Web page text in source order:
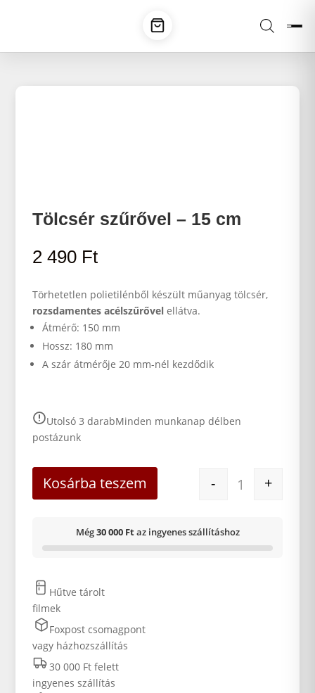
Tölcsér szűrővel – 15 cm
2 490 Ft
Törhetetlen polietilénből készült műanyag tölcsér,
rozsdamentes acélszűrővel ellátva.
Átmérő: 150 mm
Hossz: 180 mm
A szár átmérője 20 mm-nél kezdődik
Utolsó 3 darabMinden munkanap délben
postázunk
- +
Kosárba teszem
Még30 000 Ftaz ingyenes szállításhoz
Hűtve tárolt
filmek
Foxpost csomagpont
vagy házhozszállítás
30 000 Ft felett
ingyenes szállítás